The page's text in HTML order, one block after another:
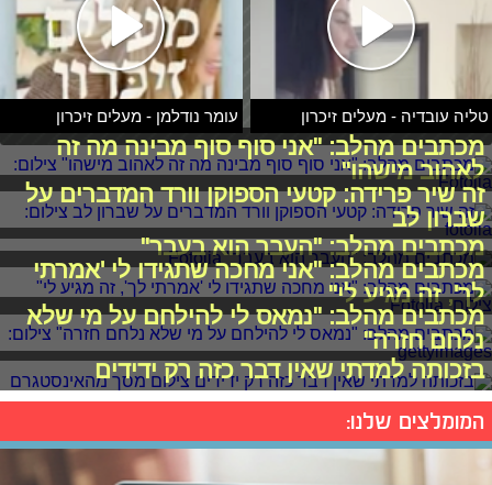
טליה עובדיה - מעלים זיכרון עומר נודלמן - מעלים זיכרון
מכתבים מהלב: "אני סוף סוף מבינה מה זה
לאהוב מישהו"
זה שיר פרידה: קטעי הספוקן וורד המדברים על
שברון לב
מכתבים מהלב: "העבר הוא בעבר"
מכתבים מהלב: "אני מחכה שתגידו לי 'אמרתי
לך', זה מגיע לי"
מכתבים מהלב: "נמאס לי להילחם על מי שלא
נלחם חזרה"
בזכותה למדתי שאין דבר כזה רק ידידים
המומלצים שלנו: